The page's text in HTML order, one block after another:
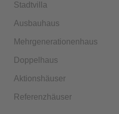
Stadtvilla
Ausbauhaus
Mehrgenerationenhaus
Doppelhaus
Aktionshäuser
Referenzhäuser